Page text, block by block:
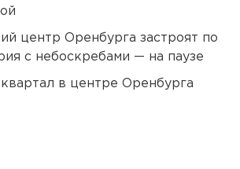
центр Оренбурга застроят по
с небоскребами — на паузе
в центре Оренбурга